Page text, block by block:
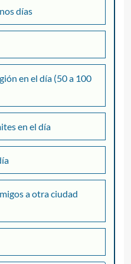
días
en el día (50 a 100
en el día
a otra ciudad